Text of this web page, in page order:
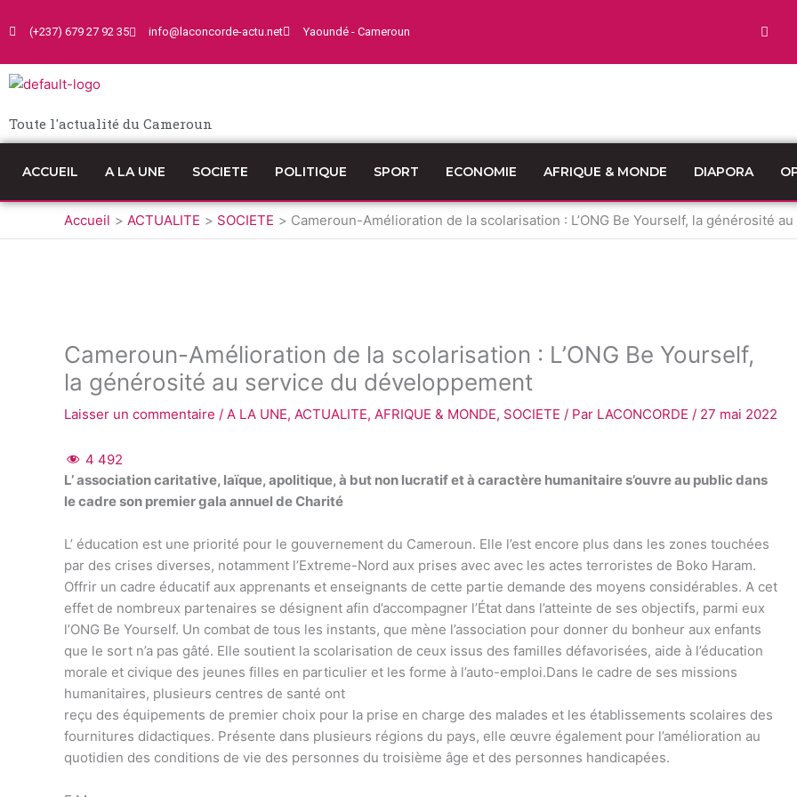
au
(+237) 679 27 92 35 info@laconcorde-actu.net Yaoundé - Cameroun
Toute l'actualité du Cameroun
ACCUEIL A LA UNE SOCIETE POLITIQUE SPORT ECONOMIE AFRIQUE & MONDE DIAPORA
Accueil ACTUALITE SOCIETE Cameroun-Amélioration de la scolarisation : L’ONG Be Yourself, la générosité
Cameroun-Amélioration de la scolarisation : L’ONG Be Yourself,
la générosité au service du développement
Laisser un commentaire / A LA UNE, ACTUALITE, AFRIQUE & MONDE, SOCIETE / Par LACONCORDE / 27 mai 2022
4 492
L’ association caritative, laïque, apolitique, à but non lucratif et à caractère humanitaire s’ouvre au public dans
le cadre son premier gala annuel de Charité
L’ éducation est une priorité pour le gouvernement du Cameroun. Elle l’est encore plus dans les zones touchées
par des crises diverses, notamment l’Extreme-Nord aux prises avec avec les actes terroristes de Boko Haram.
Offrir un cadre éducatif aux apprenants et enseignants de cette partie demande des moyens considérables. A cet
effet de nombreux partenaires se désignent afin d’accompagner l’État dans l’atteinte de ses objectifs, parmi eux
l’ONG Be Yourself. Un combat de tous les instants, que mène l’association pour donner du bonheur aux enfants
que le sort n’a pas gâté. Elle soutient la scolarisation de ceux issus des familles défavorisées, aide à l’éducation
morale et civique des jeunes filles en particulier et les forme à l’auto-emploi.Dans le cadre de ses missions
humanitaires, plusieurs centres de santé ont
reçu des équipements de premier choix pour la prise en charge des malades et les établissements scolaires des
fournitures didactiques. Présente dans plusieurs régions du pays, elle œuvre également pour l’amélioration au
quotidien des conditions de vie des personnes du troisième âge et des personnes handicapées.